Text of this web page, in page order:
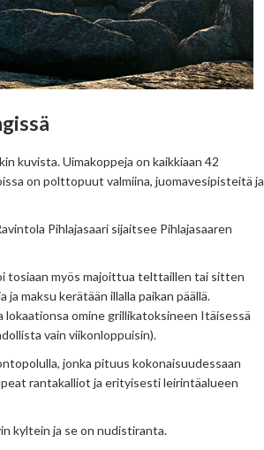
kuvista. Uimakoppeja on kaikkiaan 42
on polttopuut valmiina, juomavesipisteitä ja
Pihlajasaari sijaitsee Pihlajasaaren
tosiaan myös majoittua telttaillen tai sitten
maksu kerätään illalla paikan päällä.
omine grillikatoksineen Itäisessä
vain viikonloppuisin).
jonka pituus kokonaisuudessaan
rantakalliot ja erityisesti leirintäalueen
kyltein ja se on nudistiranta.